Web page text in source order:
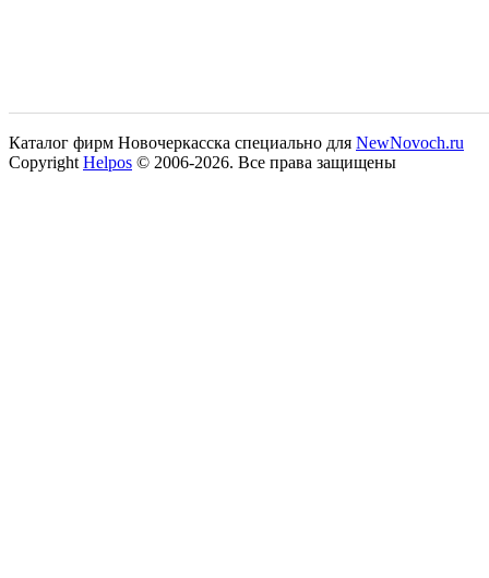
Каталог фирм Новочеркасска специально для NewNovoch.ru
Copyright Helpos © 2006-2026. Все права защищены